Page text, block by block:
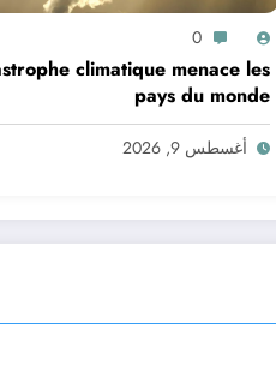
0
climatique menace les
pays du monde
أغسطس 9, 2026